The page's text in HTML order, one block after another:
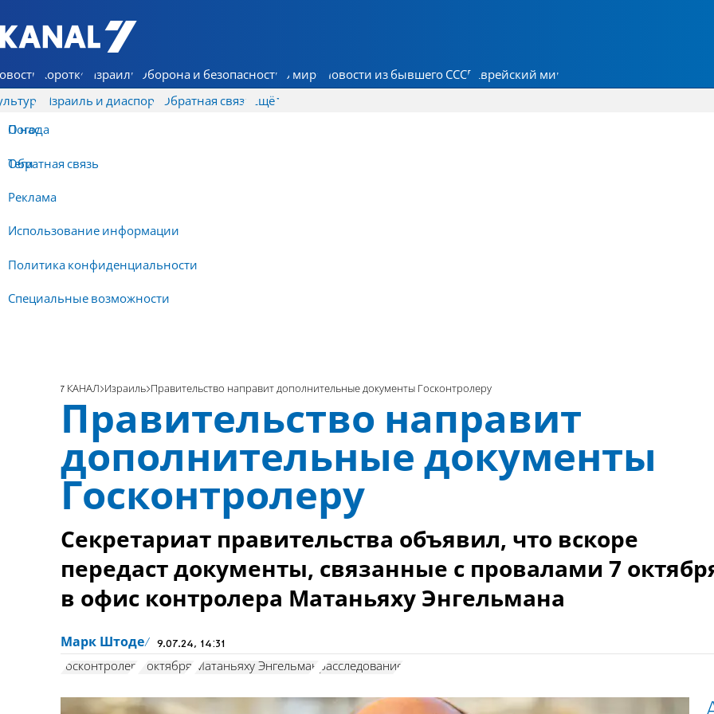
7 КАНАЛ - Аруц Шева
Коротко Израиль Оборона и безопасность В мире Новости из бывшего СССР Еврейский мир
Израиль и диаспора Обратная связь
О нас
Обратная связь
Реклама
Использование информации
Политика конфиденциальности
Специальные возможности
Ещё
Погода
Теги
7 КАНАЛ Израиль Правительство направит дополнительные документы Госконтролеру
Правительство направит
дополнительные документы
Госконтролеру
Секретариат правительства объявил, что вскоре
передаст документы, связанные с провалами 7
в офис контролера Матаньяху Энгельмана
Марк Штоде 9.07.24, 14:31
госконтролер 7 октября: Матаньяху Энгельман расследование